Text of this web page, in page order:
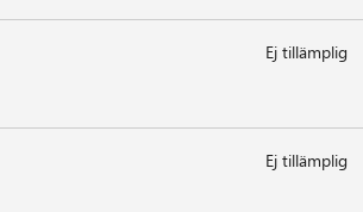
Ej tillämplig
Ej tillämplig